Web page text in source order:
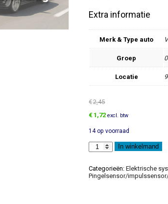
Extra informatie
Merk & Type auto
Groep
Locatie
€2,45
Oorspronkelijke
was:
€2,45.
€ 1,72Huidige
is:
€1,72.
excl. btw
14 op voorraad
CD-
Rom
software-
aanpassing
aantal
In winkelmand
Categorieën:Elektrische
Pingelsensor/